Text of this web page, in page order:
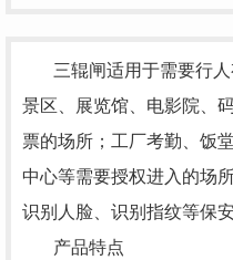
三辊闸适用于需要行
景区、展览馆、电影院、
票的场所；工厂考勤、饭
中心等需要授权进入的场
识别人脸、识别指纹等保
产品特点